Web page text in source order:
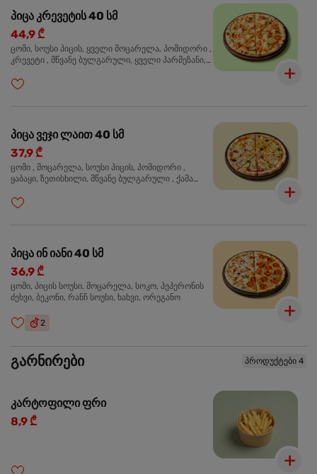
პიცა კრევეტის 40 სმ
44,9 ₾
ცომი, სოუსი პიცის, ყველი მოცარელა, პომიდორი ,
კრევეტი , მწვანე ბულგარული, ყველი პარმეზანი,
პიცა ვეჯი ლაით 40 სმ
37,9 ₾
ცომი , მოცარელა, სოუსი პიცის, პომიდორი ,
ყაბაყი, ზეთისხილი, მწვანე ბულგარული , ქამა
პიცა ინ იანი 40 სმ
36,9 ₾
ცომი, პიცის სოუსი, მოცარელა, სოკო, პეპერონის
ძეხვი, ბეკონი, რანჩ სოუსი, ხახვი, ორეგანო
2
გარნირები პროდუქტები 4
კარტოფილი ფრი
8,9 ₾